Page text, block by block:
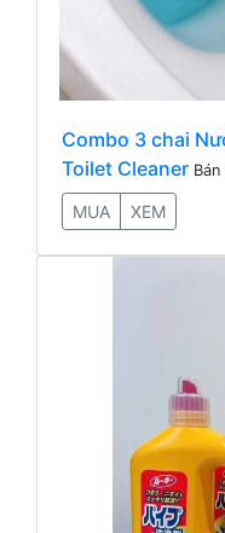
Combo 3 chai
Toilet Cleaner
MUA XEM